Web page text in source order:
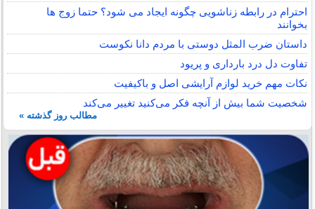
احترام در رابطه زناشویی چگونه ایجاد می شود؟ حتما زوج ها
بخوانند
داستان ضرب المثل دوستی با مردم دانا نكوست
تفاوت دل درد بارداری و پریود
نکات مهم خرید لوازم آرایشی اصل و باکیفیت
شخصیت شما بیش از آنچه فکر می‌کنید تغییر می‌کند
مطالب روز گذشته »